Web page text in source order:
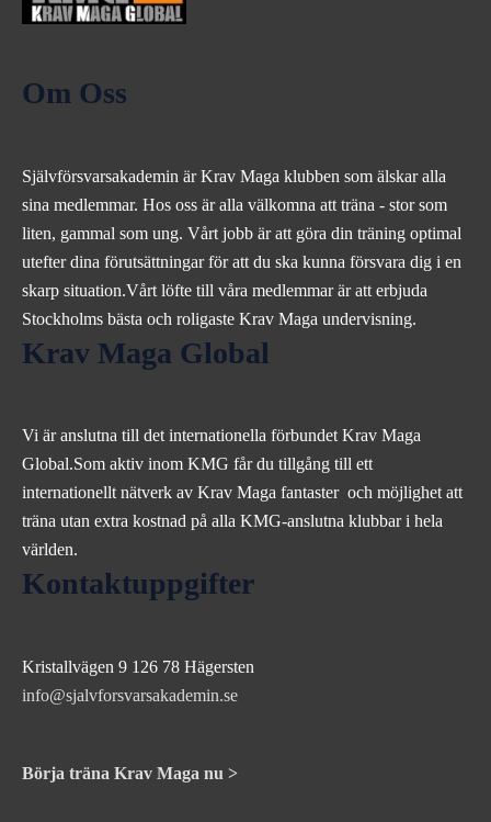
Om Oss
Självförsvarsakademin är Krav Maga klubben som älskar alla
sina medlemmar. Hos oss är alla välkomna att träna - stor som
liten, gammal som ung. Vårt jobb är att göra din träning optimal
utefter dina förutsättningar för att du ska kunna försvara dig i en
skarp situation.Vårt löfte till våra medlemmar är att erbjuda
Stockholms bästa och roligaste Krav Maga undervisning.
Krav Maga Global
Vi är anslutna till det internationella förbundet Krav Maga
Global.Som aktiv inom KMG får du tillgång till ett
internationellt nätverk av Krav Maga fantaster och möjlighet att
träna utan extra kostnad på alla KMG-anslutna klubbar i hela
världen.
Kontaktuppgifter
Kristallvägen 9 126 78 Hägersten
info@sjalvforsvarsakademin.se
Börja träna Krav Maga nu >